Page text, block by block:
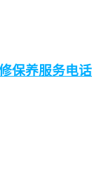
保养服务电话